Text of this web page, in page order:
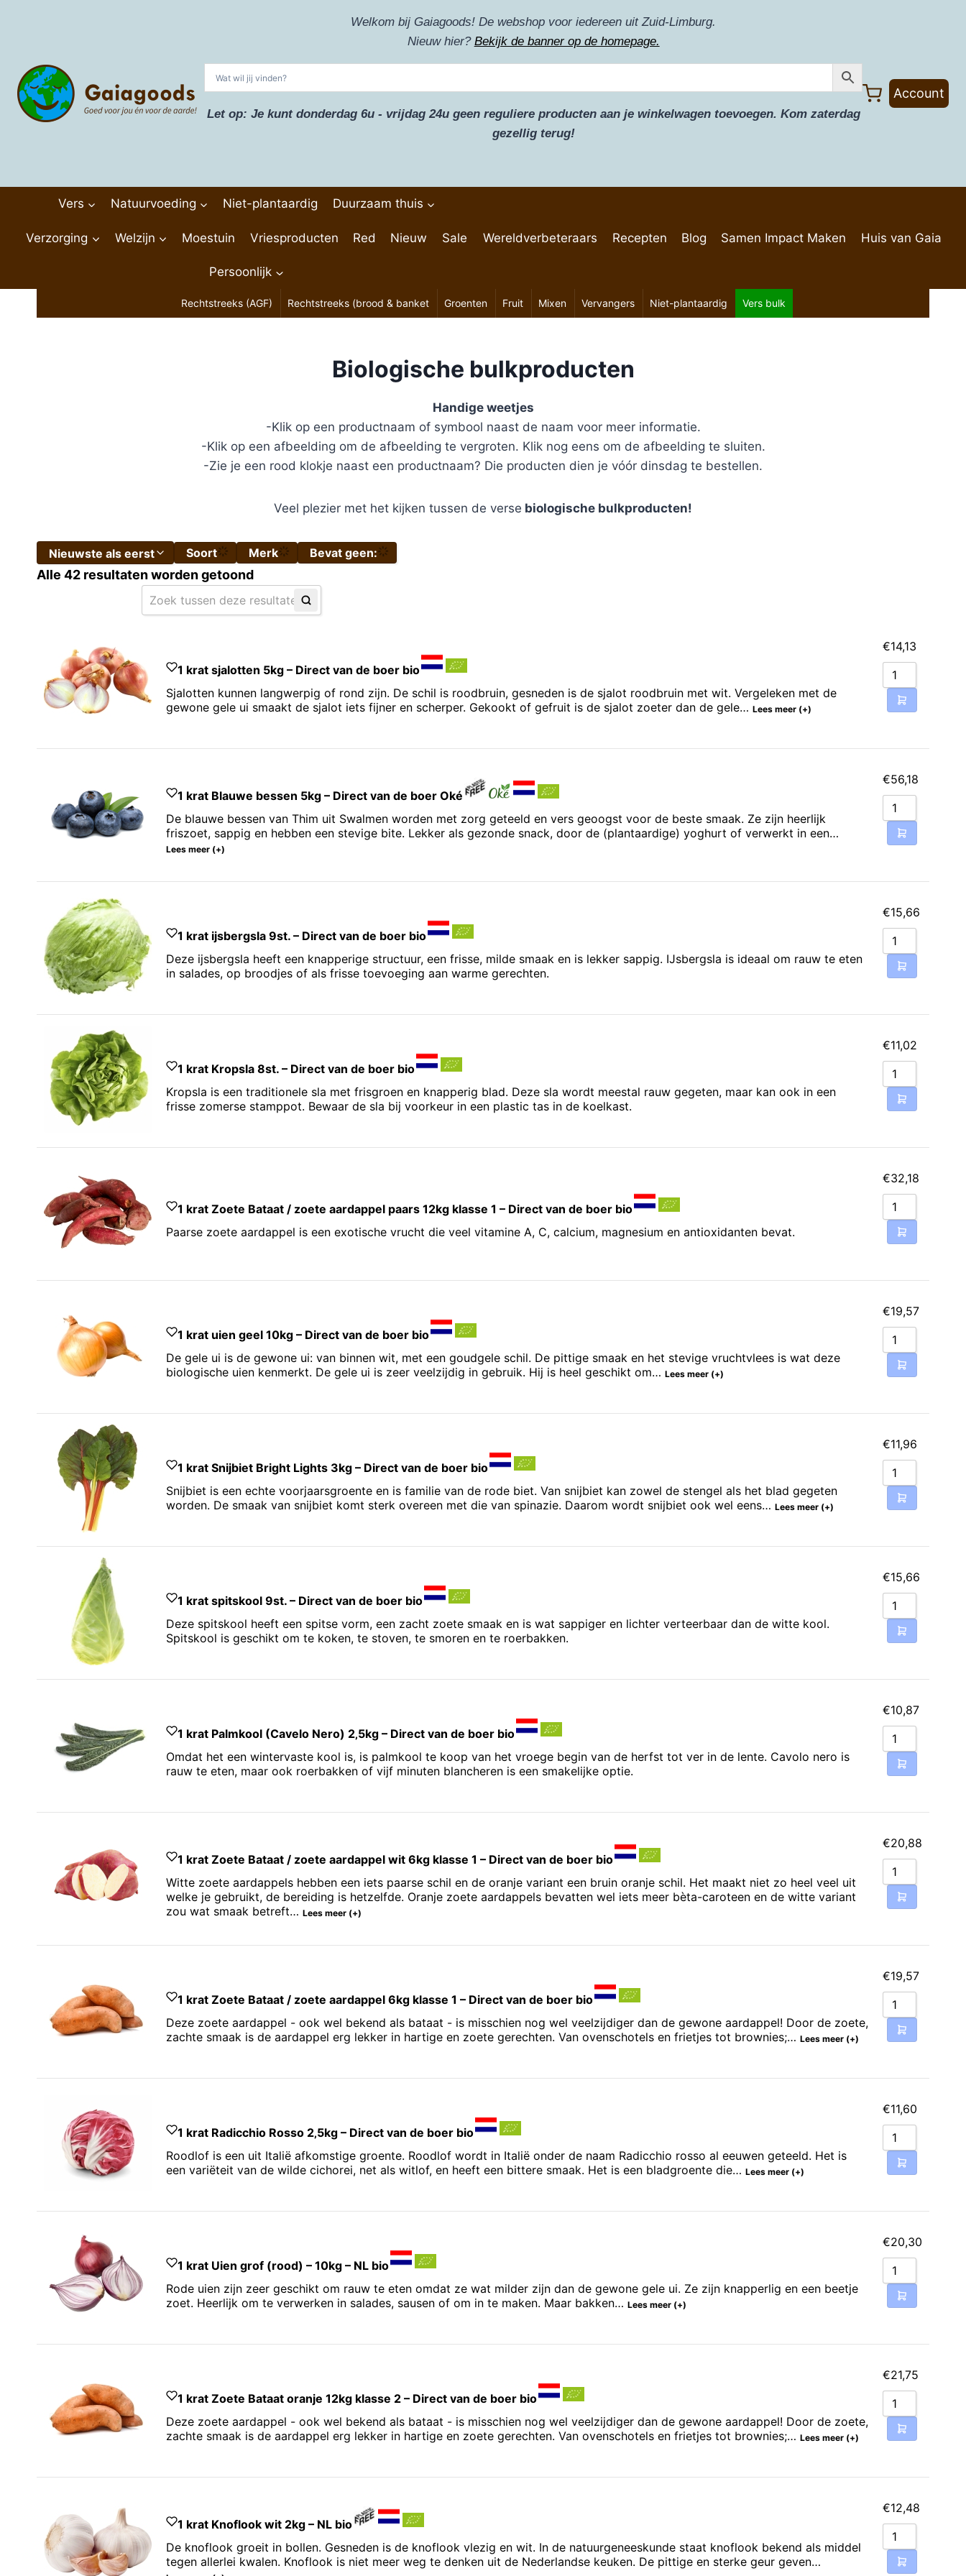
Welkom bij Gaiagoods! De webshop voor iedereen uit Zuid-Limburg.
Nieuw hier? Bekijk de banner op de homepage.
Let op: Je kunt donderdag 6u - vrijdag 24u geen reguliere producten aan je winkelwagen toevoegen. Kom zaterdag
gezellig terug!
Account
Vers Natuurvoeding Niet-plantaardig Duurzaam thuis
Verzorging Welzijn Moestuin Vriesproducten Red Nieuw Sale
Persoonlijk
Wereldverbeteraars Recepten Blog Samen Impact Maken Huis van Gaia
Rechtstreeks (AGF) Rechtstreeks (brood & banket Groenten Fruit Mixen Vervangers Niet-plantaardig Vers bulk
Biologische bulkproducten
Handige weetjes
-Klik op een productnaam of symbool naast de naam voor meer informatie.
-Klik op een afbeelding om de afbeelding te vergroten. Klik nog eens om de afbeelding te sluiten.
-Zie je een rood klokje naast een productnaam? Die producten dien je vóór dinsdag te bestellen.
Veel plezier met het kijken tussen de verse biologische bulkproducten!
Nieuwste als eerst
Sorteer per categorie
Sorteer op prijs (laag naar hoog)
Sorteer op naam A-Z
Sorteer op naam Z-A
Soort Merk Bevat geen:
Alle 42 resultaten worden getoond
1 krat sjalotten 5kg – Direct van de boer bio
Sjalotten kunnen langwerpig of rond zijn. De schil is roodbruin, gesneden is de sjalot roodbruin met wit. Vergeleken met de
gewone gele ui smaakt de sjalot iets fijner en scherper. Gekookt of gefruit is de sjalot zoeter dan de gele… Lees meer (+)
€14,13
1 krat Blauwe bessen 5kg – Direct van de boer Oké
Wat betekent "Oké"?
De blauwe bessen van Thim uit Swalmen worden met zorg geteeld en vers geoogst voor de beste smaak. Ze zijn heerlijk
friszoet, sappig en hebben een stevige bite. Lekker als gezonde snack, door de (plantaardige) yoghurt of verwerkt in een…
Lees meer (+)
€56,18
1 krat ijsbergsla 9st. – Direct van de boer bio
Deze ijsbergsla heeft een knapperige structuur, een frisse, milde smaak en is lekker sappig. IJsbergsla is ideaal om rauw te eten
in salades, op broodjes of als frisse toevoeging aan warme gerechten.
€15,66
1 krat Kropsla 8st. – Direct van de boer bio
Kropsla is een traditionele sla met frisgroen en knapperig blad. Deze sla wordt meestal rauw gegeten, maar kan ook in een
frisse zomerse stamppot. Bewaar de sla bij voorkeur in een plastic tas in de koelkast.
€11,02
1 krat Zoete Bataat / zoete aardappel paars 12kg klasse 1 – Direct van de boer bio
Paarse zoete aardappel is een exotische vrucht die veel vitamine A, C, calcium, magnesium en antioxidanten bevat.
€32,18
1 krat uien geel 10kg – Direct van de boer bio
De gele ui is de gewone ui: van binnen wit, met een goudgele schil. De pittige smaak en het stevige vruchtvlees is wat deze
biologische uien kenmerkt. De gele ui is zeer veelzijdig in gebruik. Hij is heel geschikt om… Lees meer (+)
€19,57
1 krat Snijbiet Bright Lights 3kg – Direct van de boer bio
Snijbiet is een echte voorjaarsgroente en is familie van de rode biet. Van snijbiet kan zowel de stengel als het blad gegeten
worden. De smaak van snijbiet komt sterk overeen met die van spinazie. Daarom wordt snijbiet ook wel eens… Lees meer (+)
€11,96
1 krat spitskool 9st. – Direct van de boer bio
Deze spitskool heeft een spitse vorm, een zacht zoete smaak en is wat sappiger en lichter verteerbaar dan de witte kool.
Spitskool is geschikt om te koken, te stoven, te smoren en te roerbakken.
€15,66
1 krat Palmkool (Cavelo Nero) 2‚5kg – Direct van de boer bio
Omdat het een wintervaste kool is, is palmkool te koop van het vroege begin van de herfst tot ver in de lente. Cavolo nero is
rauw te eten, maar ook roerbakken of vijf minuten blancheren is een smakelijke optie.
€10,87
1 krat Zoete Bataat / zoete aardappel wit 6kg klasse 1 – Direct van de boer bio
Witte zoete aardappels hebben een iets paarse schil en de oranje variant een bruin oranje schil. Het maakt niet zo heel veel uit
welke je gebruikt, de bereiding is hetzelfde. Oranje zoete aardappels bevatten wel iets meer bèta-caroteen en de witte variant
zou wat smaak betreft… Lees meer (+)
€20,88
1 krat Zoete Bataat / zoete aardappel 6kg klasse 1 – Direct van de boer bio
Deze zoete aardappel - ook wel bekend als bataat - is misschien nog wel veelzijdiger dan de gewone aardappel! Door de zoete,
zachte smaak is de aardappel erg lekker in hartige en zoete gerechten. Van ovenschotels en frietjes tot brownies;… Lees meer (+)
€19,57
1 krat Radicchio Rosso 2‚5kg – Direct van de boer bio
Roodlof is een uit Italië afkomstige groente. Roodlof wordt in Italië onder de naam Radicchio rosso al eeuwen geteeld. Het is
een variëteit van de wilde cichorei, net als witlof, en heeft een bittere smaak. Het is een bladgroente die… Lees meer (+)
€11,60
1 krat Uien grof (rood) – 10kg – NL bio
Rode uien zijn zeer geschikt om rauw te eten omdat ze wat milder zijn dan de gewone gele ui. Ze zijn knapperlig en een beetje
zoet. Heerlijk om te verwerken in salades, sausen of om in te maken. Maar bakken… Lees meer (+)
€20,30
1 krat Zoete Bataat oranje 12kg klasse 2 – Direct van de boer bio
Deze zoete aardappel - ook wel bekend als bataat - is misschien nog wel veelzijdiger dan de gewone aardappel! Door de zoete,
zachte smaak is de aardappel erg lekker in hartige en zoete gerechten. Van ovenschotels en frietjes tot brownies;… Lees meer (+)
€21,75
1 krat Knoflook wit 2kg – NL bio
De knoflook groeit in bollen. Gesneden is de knoflook vlezig en wit. In de natuurgeneeskunde staat knoflook bekend als middel
tegen allerlei kwalen. Knoflook is niet meer weg te denken uit de Nederlandse keuken. De pittige en sterke geur geven…
€12,48